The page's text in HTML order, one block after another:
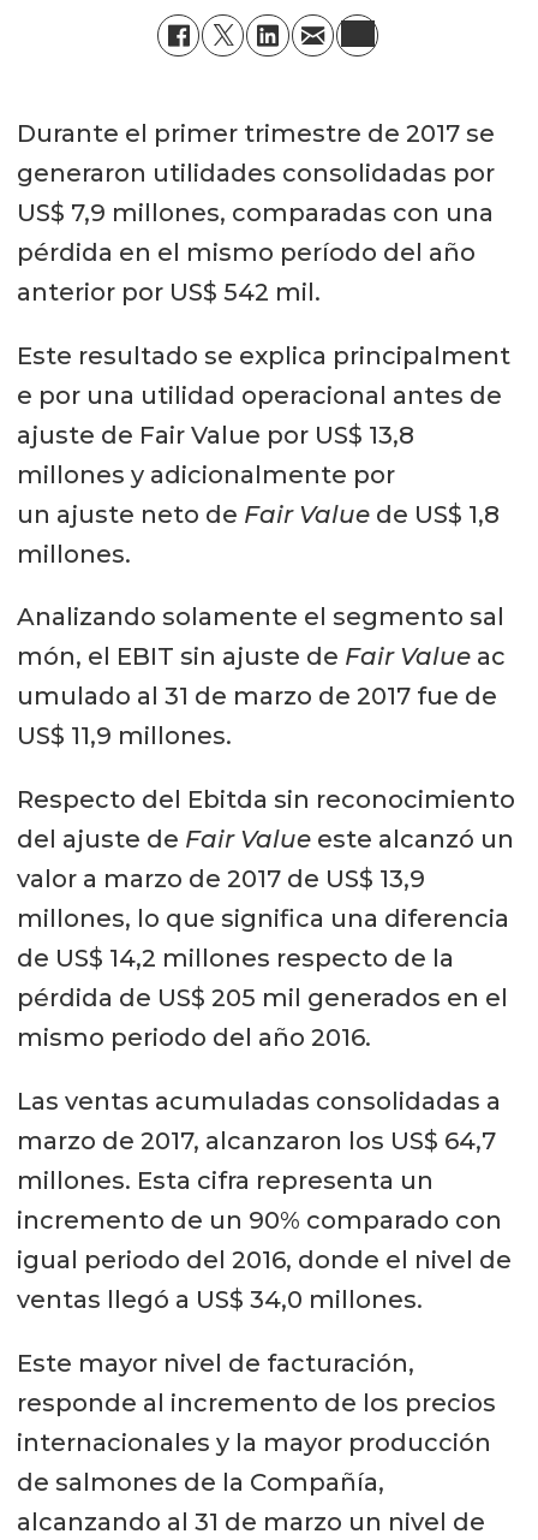
Durante el primer trimestre de 2017 se
generaron utilidades consolidadas por
US$ 7,9 millones, comparadas con una
pérdida en el mismo período del año
anterior por US$ 542 mil.
Este resultado se explica principalment
e por una utilidad operacional antes de
ajuste de Fair Value por US$ 13,8
millones y adicionalmente por
un ajuste neto de Fair Value de US$ 1,8
millones.
Analizando solamente el segmento sal
món, el EBIT sin ajuste de Fair Valueac
umulado al 31 de marzo de 2017 fue de
US$ 11,9 millones.
Respecto del Ebitda sin reconocimiento
del ajuste de Fair Valueeste alcanzó un
valor a marzo de 2017 de US$ 13,9
millones, lo que significa una diferencia
de US$ 14,2 millones respecto de la
pérdida de US$ 205 mil generados en el
mismo periodo del año 2016.
Las ventas acumuladas consolidadas a
marzo de 2017, alcanzaron los US$ 64,7
millones. Esta cifra representa un
incremento de un 90% comparado con
igual periodo del 2016, donde el nivel de
ventas llegó a US$ 34,0 millones.
Este mayor nivel de facturación,
responde al incremento de los precios
internacionales y la mayor producción
de salmones de la Compañía,
alcanzando al 31 de marzo un nivel de